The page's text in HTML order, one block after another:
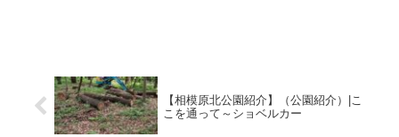
【相模原北公園紹介】（公園紹介）|こ
こを通って～ショベルカー